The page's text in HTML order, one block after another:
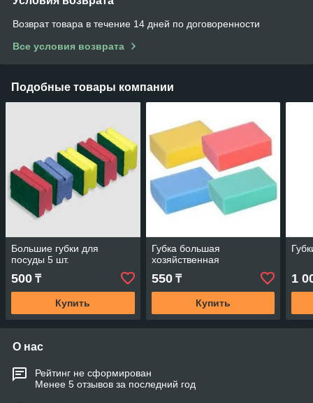
Возврат товара в течение 14 дней по договоренности
Все условия возврата
Подобные товары компании
Большие губки для
посуды 5 шт.
500 ₸
Купить
Губка большая
хозяйственная
550₸
Купить
1
О нас
Рейтинг не сформирован
Менее 5 отзывов за последний год